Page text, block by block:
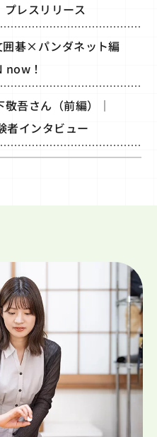
レスリリース
囲碁×パンダネット編
now！
吾さん（前編）｜
者インタビュー